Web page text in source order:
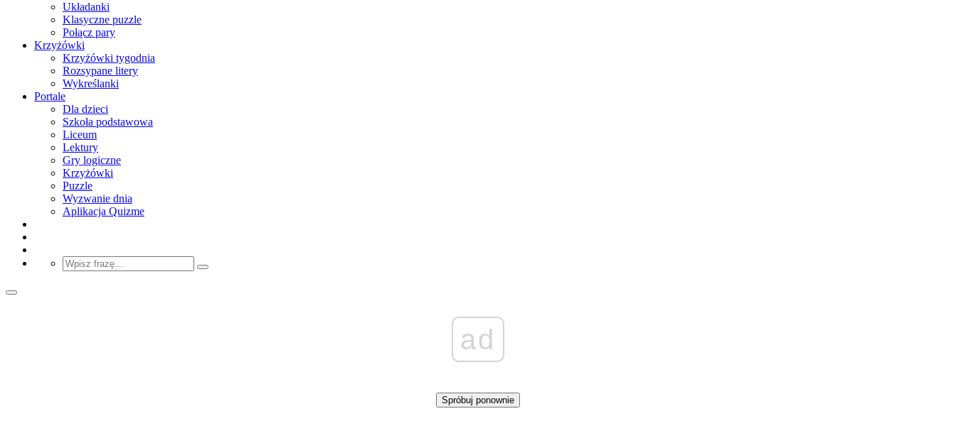
Układanki
Klasyczne puzzle
Połącz pary
Krzyżówki
Krzyżówki tygodnia
Rozsypane litery
Wykreślanki
Portale
Dla dzieci
Szkoła podstawowa
Liceum
Lektury
Gry logiczne
Krzyżówki
Puzzle
Wyzwanie dnia
Aplikacja Quizme
ad
Spróbuj ponownie